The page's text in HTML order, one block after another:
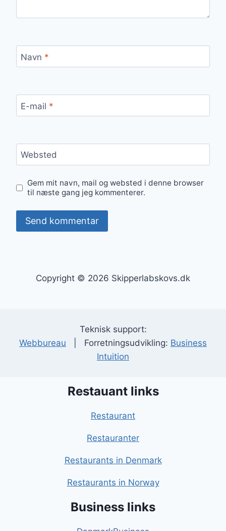
Navn *
E-mail *
Websted
Gem mit navn, mail og websted i denne browser
til næste gang jeg kommenterer.
Copyright © 2026 Skipperlabskovs.dk
Teknisk support:
Webbureau | Forretningsudvikling: Business
Intuition
Restauant links
Restaurant
Restauranter
Restaurants in Denmark
Restaurants in Norway
Business links